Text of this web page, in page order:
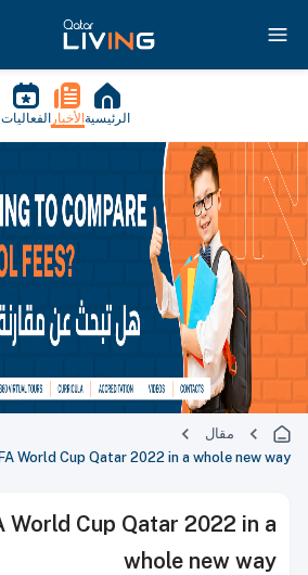
الرئيسية الأخبار الفعاليات
مقال
World Cup Qatar 2022 in a whole new way
World Cup Qatar 2022 in a
whole new way